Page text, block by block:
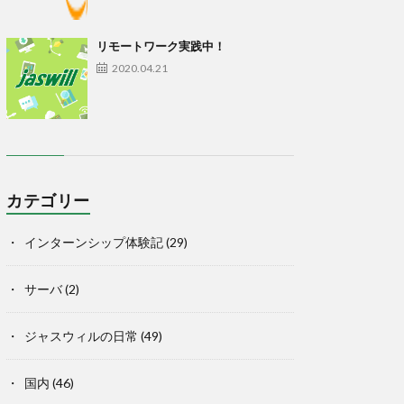
リモートワーク実践中！
2020.04.21
カテゴリー
インターンシップ体験記(29)
サーバ(2)
ジャスウィルの日常 (49)
国内 (46)